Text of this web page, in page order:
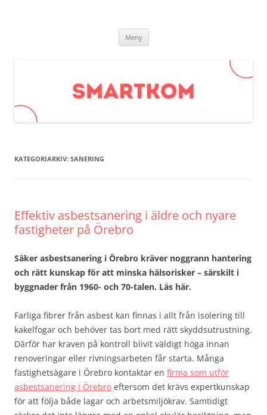
Meny Hoppa
innehåll
KATEGORIARKIV: SANERING
Effektiv asbestsanering i äldre och nyare
fastigheter på Örebro
Säker asbestsanering i Örebro kräver noggrann hantering
och rätt kunskap för att minska hälsorisker – särskilt i
byggnader från 1960- och 70-talen. Läs här.
Farliga fibrer från asbest kan finnas i allt från isolering till
kakelfogar och behöver tas bort med rätt skyddsutrustning.
Därför har kraven på kontroll blivit väldigt höga innan
renoveringar eller rivningsarbeten får starta. Många
fastighetsägare i Örebro kontaktar en firma som utför
asbestsanering i Örebro eftersom det krävs expertkunskap
för att följa både lagar och arbetsmiljökrav. Samtidigt